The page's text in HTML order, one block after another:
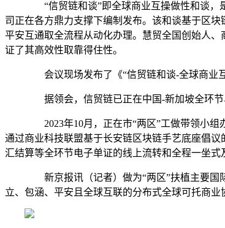
“信贸链和谈”即全球商业互操做性和谈，
司正在各方鼎力支撑下编制发布。该和谈基于区
平安互通取全流程从动化办理。慧贸全国创始人
证了其高效性取靠得住性。
会议现场发布了《“信贸链和谈-全球商业互
据领会，信贸链已正在中国-新加坡全环节
2023年10月，正在市“两区”工做带领小组
通过商业科技联盟基于长安链区块链手艺底座倡
汇结算等全环节电子单证的线上流转和全程一坐式
新京报讯（记者）做为“两区”扶植主要国际
立、包涵、平安且全球互联的分布式全球可托商业